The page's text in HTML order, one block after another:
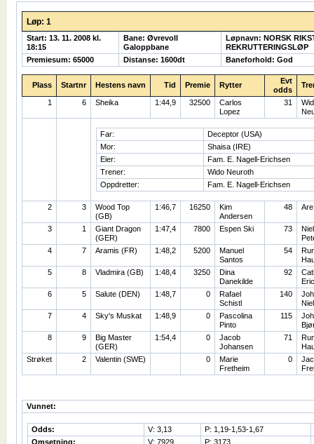
Løp: 1
Start: 13. 11. 2008 kl.
18:15
Bane: Øvrevoll
Galoppbane
Løpnavn: NORSK
REKRUTTERINGSLØP
Premiesum: 65000
Distanse: 1600dt Baneforhold: God
Plass Startnr Hestens navn Tid Premie Rytter
Evt
odds
1 6 Sheika 1:44,9 32500
Carlos
Lopez
31
Far:
Deceptor (USA)
Mor:
Shaisa (IRE)
Eier:
Fam. E. Nagell-Erichsen
Trener:
Wido Neuroth
Oppdretter:
Fam. E. Nagell-Erichsen
2 3
Wood Top
(GB)
1:46,7 16250
Kim
Andersen
48
3 1
Giant Dragon
(GER)
1:47,4 7800 Espen Ski 73
4
7 Aramis (FR) 1:48,2 5200
Manuel
Santos
54
5
8 Vladmira (GB) 1:48,4 3250
Dina
Danekilde
92
6
5 Salute (DEN) 1:48,7 0
Rafael
Schistl
140
7
4 Sky's Muskat 1:48,9 0
Pascolina
Pinto
115
8
9
Big Master
(GER)
1:54,4 0
Jacob
Johansen
71
Strøket
2 Valentin (SWE) 0
Marie
Fretheim
0
Vunnet:
Odds: V: 3,13
P: 1,19-1,53-1,67
Omsetning:
V: 7929
P: 3173